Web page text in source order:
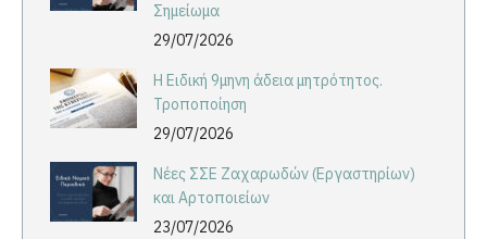
Σημείωμα
29/07/2026
Η Ειδική 9μηνη άδεια μητρότητος.
Τροποποίηση
29/07/2026
Νέες ΣΣΕ Ζαχαρωδών (Εργαστηρίων)
και Αρτοποιείων
23/07/2026